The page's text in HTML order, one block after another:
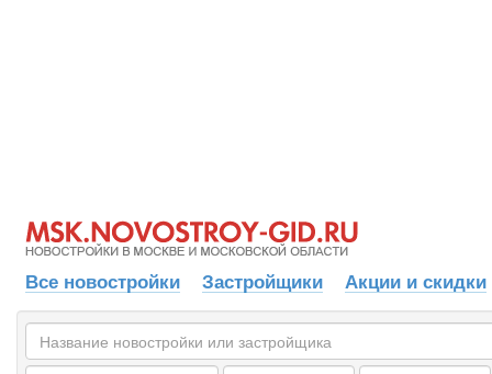
Все новостройки Застройщики Акции и скидки